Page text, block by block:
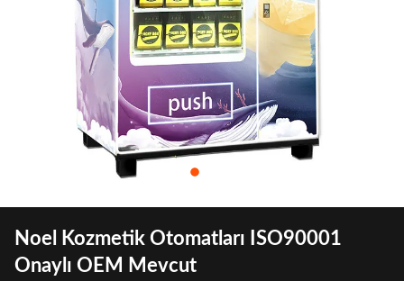
Noel Kozmetik Otomatları ISO90001
Onaylı OEM Mevcut